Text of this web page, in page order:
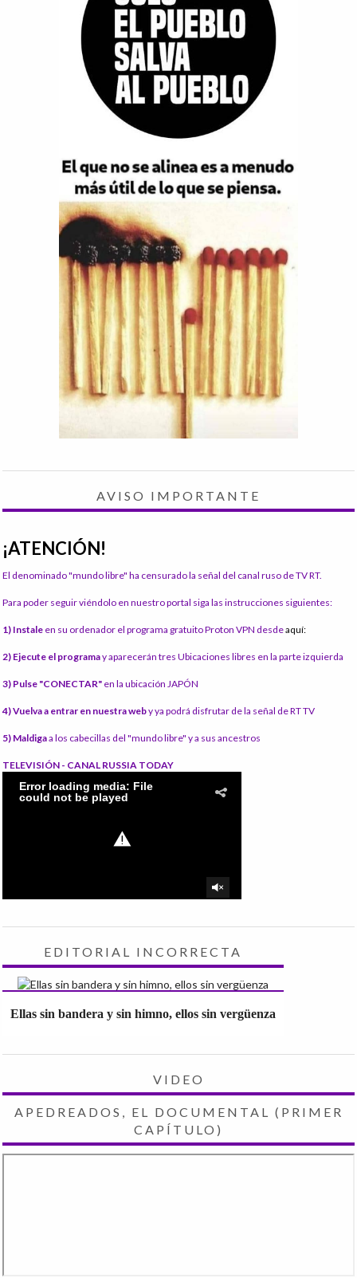
AVISO IMPORTANTE
¡ATENCIÓN!
El denominado "mundo libre" ha censurado la señal del canal ruso de TV RT.
Para poder seguir viéndolo en nuestro portal siga las instrucciones siguientes:
1) Instale en su ordenador el programa gratuito Proton VPN desdeaquí:
2) Ejecute el programay aparecerán tres Ubicaciones libres en la parte izquierda
3) Pulse "CONECTAR" en la ubicación JAPÓN
4) Vuelva a entrar en nuestra weby ya podrá disfrutar de la señal de RT TV
5) Maldigaa los cabecillas del "mundo libre" y a sus ancestros
TELEVISIÓN - CANAL RUSSIA TODAY
EDITORIAL INCORRECTA
Ellas sin bandera y sin himno, ellos sin vergüenza
VIDEO
APEDREADOS, EL DOCUMENTAL (PRIMER
CAPÍTULO)